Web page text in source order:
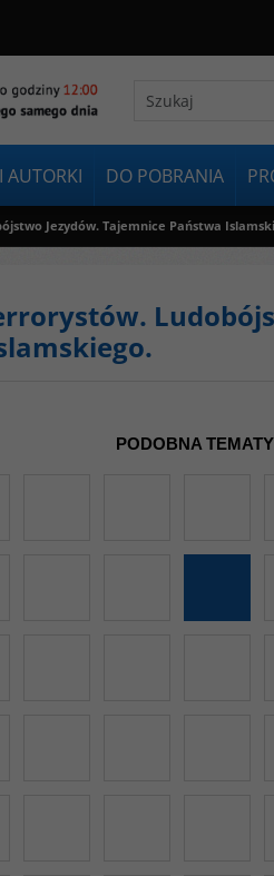
AUTORKI DO POBRANIA
Jezydów. Tajemnice Państwa
PODOBNA